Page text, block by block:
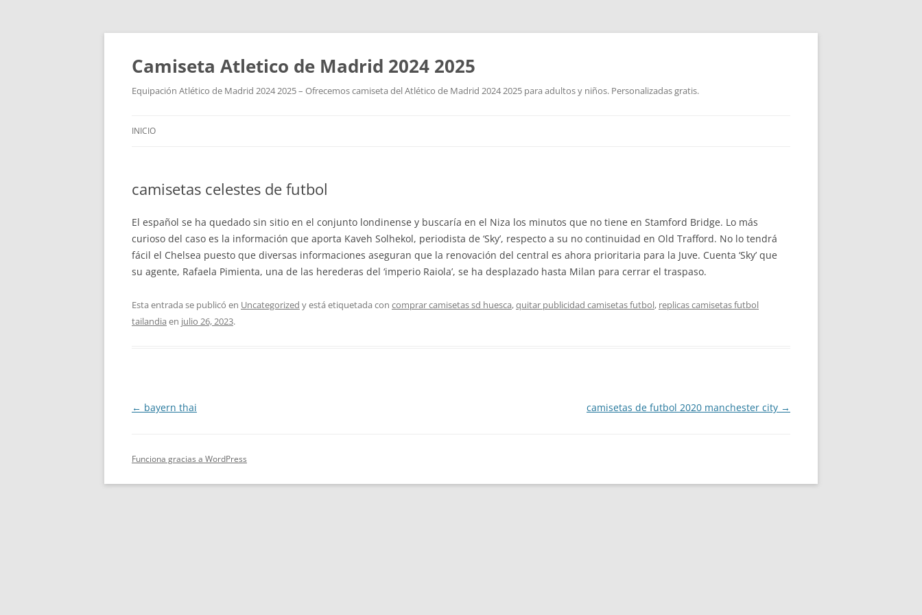
Camiseta Atletico de Madrid 2024 2025
Equipación Atlético de Madrid 2024 2025 – Ofrecemos camiseta del Atlético de Madrid 2024 2025 para adultos y niños. Personalizadas gratis.
INICIO
camisetas celestes de futbol
El español se ha quedado sin sitio en el conjunto londinense y buscaría en el Niza los minutos que no tiene en Stamford Bridge. Lo más
curioso del caso es la información que aporta Kaveh Solhekol, periodista de ‘Sky’, respecto a su no continuidad en Old Trafford. No lo tendrá
fácil el Chelsea puesto que diversas informaciones aseguran que la renovación del central es ahora prioritaria para la Juve. Cuenta ‘Sky’ que
su agente, Rafaela Pimienta, una de las herederas del ‘imperio Raiola’, se ha desplazado hasta Milan para cerrar el traspaso.
Esta entrada se publicó en Uncategorized y está etiquetada con comprar camisetas sd huesca,quitar publicidad camisetas futbol, replicas camisetas futbol
tailandia en julio 26, 2023.
Navegación
← bayern thai camisetas de futbol 2020 manchester city →
Funciona gracias a WordPress